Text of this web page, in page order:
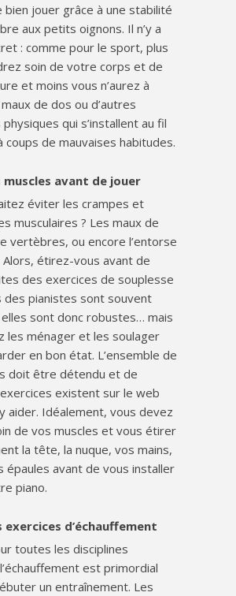
bien jouer grâce à une stabilité
aux petits oignons. Il n’y a
: comme pour le sport, plus
soin de votre corps et de
et moins vous n’aurez à
de dos ou d’autres
qui s’installent au fil
coups de mauvaises habitudes.
muscles avant de jouer
éviter les crampes et
musculaires ? Les maux de
vertèbres, ou encore l’entorse
Alors, étirez-vous avant de
des exercices de souplesse
des pianistes sont souvent
sont donc robustes… mais
les ménager et les soulager
en bon état. L’ensemble de
doit être détendu et de
existent sur le web
aider. Idéalement, vous devez
de vos muscles et vous étirer
la tête, la nuque, vos mains,
épaules avant de vous installer
piano.
exercices d’échauffement
toutes les disciplines
est primordial
un entraînement. Les